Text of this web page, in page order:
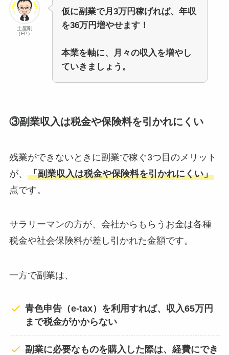
土屋剛
（FP）
仮に副業で月3万円稼げれば、年収
を36万円増やせます！
本業を軸に、月々の収入を増やし
ていきましょう。
③副業収入は税金や保険料を引かれにくい
残業ができないときに副業で稼ぐ3つ目のメリット
が、 「副業収入は税金や保険料を引かれにくい」
点です。
サラリーマンの方が、会社からもらうお金は各種
税金や社会保険料が差し引かれた金額です。
一方で副業は、
青色申告（e-tax）を利用すれば、収入65万円
まで税金がかからない
副業に必要なものを購入した際は、経費にでき